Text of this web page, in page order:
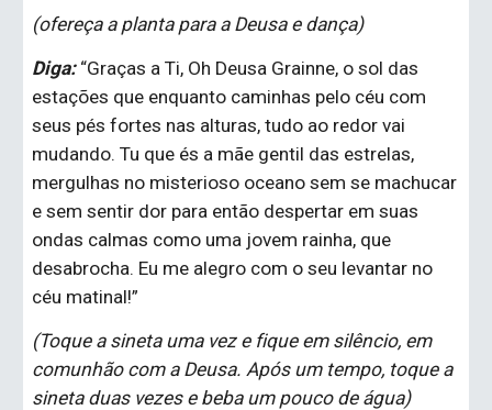
(ofereça a planta para a Deusa e dança)
Diga: “Graças a Ti, Oh Deusa Grainne, o sol das
estações que enquanto caminhas pelo céu com
seus pés fortes nas alturas, tudo ao redor vai
mudando. Tu que és a mãe gentil das estrelas,
mergulhas no misterioso oceano sem se machucar
e sem sentir dor para então despertar em suas
ondas calmas como uma jovem rainha, que
desabrocha. Eu me alegro com o seu levantar no
céu matinal!”
(Toque a sineta uma vez e fique em silêncio, em
comunhão com a Deusa. Após um tempo, toque a
sineta duas vezes e beba um pouco de água)